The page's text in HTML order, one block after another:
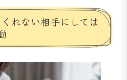
れない相手にしては